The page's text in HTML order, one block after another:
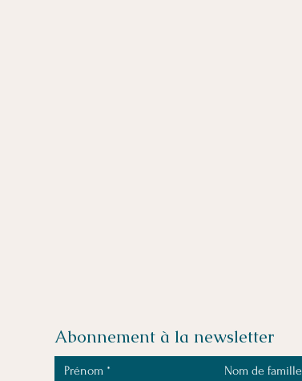
Abonnement à la newsletter
Prénom Nom de famille